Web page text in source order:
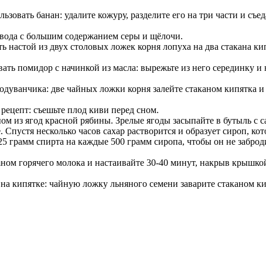
банан: удалите кожуру, разделите его на три части и
с большим содержанием серы и щёлочи.
из двух столовых ложек корня лопуха на два стакана
помидор с начинкой из масла: вырежьте из него серединку
две чайных ложки корня залейте стаканом кипятка
съешьте плод киви перед сном.
из ягод красной рябины. Зрелые ягоды засыпайте в бутыль с
несколько часов сахар растворится и образует сироп,
грамм спирта на каждые 500 грамм сиропа, чтобы он не
горячего молока и настаивайте 30-40 минут, накрыв
кипятке: чайную ложку льняного семени заварите стаканом